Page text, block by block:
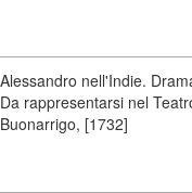
Alessandro nell'Indie.
Da rappresentarsi nel
Buonarrigo, [1732]